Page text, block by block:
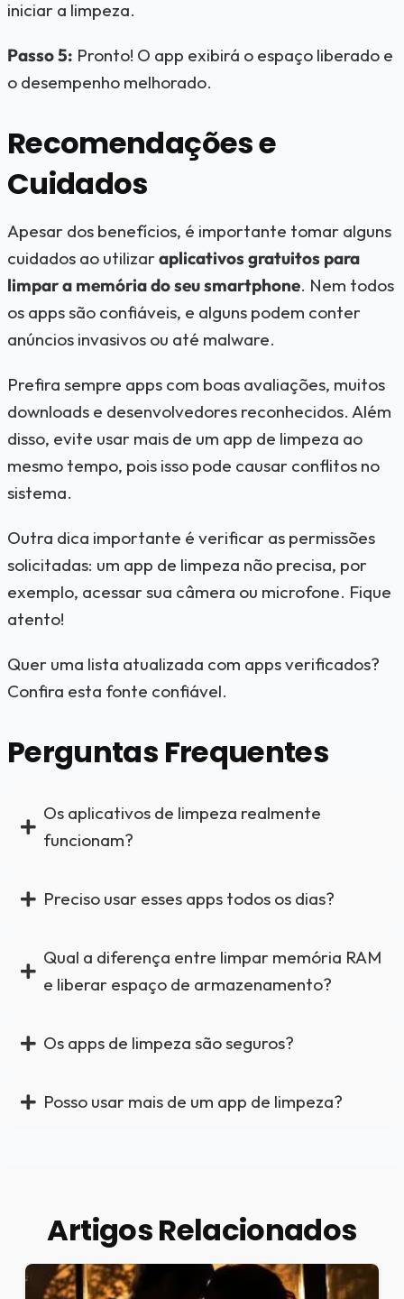
iniciar a limpeza.
Passo 5: Pronto! O app exibirá o espaço liberado e
o desempenho melhorado.
Recomendações e
Cuidados
Apesar dos benefícios, é importante tomar alguns
cuidados ao utilizaraplicativos gratuitos para
limpar a memória do seu smartphone. Nem todos
os apps são confiáveis, e alguns podem conter
anúncios invasivos ou até malware.
Prefira sempre apps com boas avaliações, muitos
downloads e desenvolvedores reconhecidos. Além
disso, evite usar mais de um app de limpeza ao
mesmo tempo, pois isso pode causar conflitos no
sistema.
Outra dica importante é verificar as permissões
solicitadas: um app de limpeza não precisa, por
exemplo, acessar sua câmera ou microfone. Fique
atento!
Quer uma lista atualizada com apps verificados?
Confira esta fonte confiável.
Perguntas Frequentes
Os aplicativos de limpeza realmente
funcionam?
Preciso usar esses apps todos os dias?
Qual a diferença entre limpar memória RAM
e liberar espaço de armazenamento?
Os apps de limpeza são seguros?
Posso usar mais de um app de limpeza?
Artigos Relacionados